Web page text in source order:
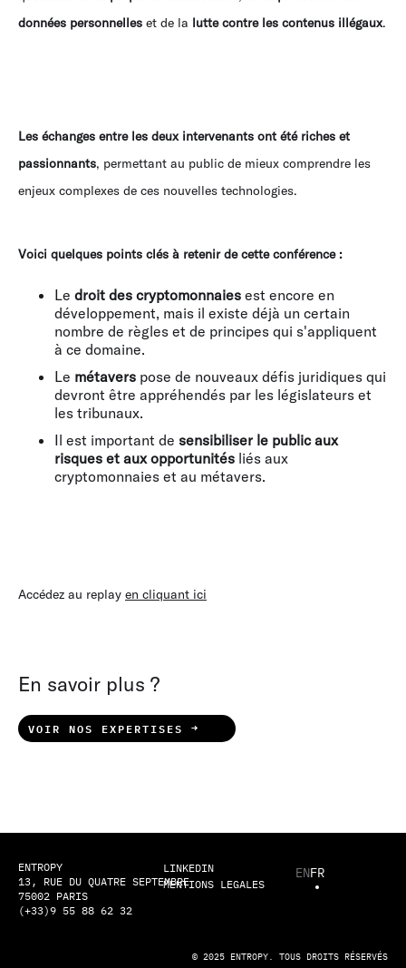
données personnelles et de la lutte contre les contenus illégaux.
Les échanges entre les deux intervenants ont été riches et
passionnants, permettant au public de mieux comprendre les
enjeux complexes de ces nouvelles technologies.
Voici quelques points clés à retenir de cette conférence :
Le droit des cryptomonnaies est encore en
développement, mais il existe déjà un certain
nombre de règles et de principes qui s'appliquent
à ce domaine.
Le métavers pose de nouveaux défis juridiques qui
devront être appréhendés par les législateurs et
les tribunaux.
Il est important de sensibiliser le public aux
risques et aux opportunités liés aux
cryptomonnaies et au métavers.
Accédez au replay en cliquant ici
En savoir plus ?
VOIR NOS EXPERTISES
ENTROPY
13, RUE DU QUATRE SEPTEMBRE
75002 PARIS
(+33)9 55 88 62 32
ENFR
LINKEDIN
MENTIONS LEGALES
© 2025 ENTROPY. TOUS DROITS RÉSERVÉS